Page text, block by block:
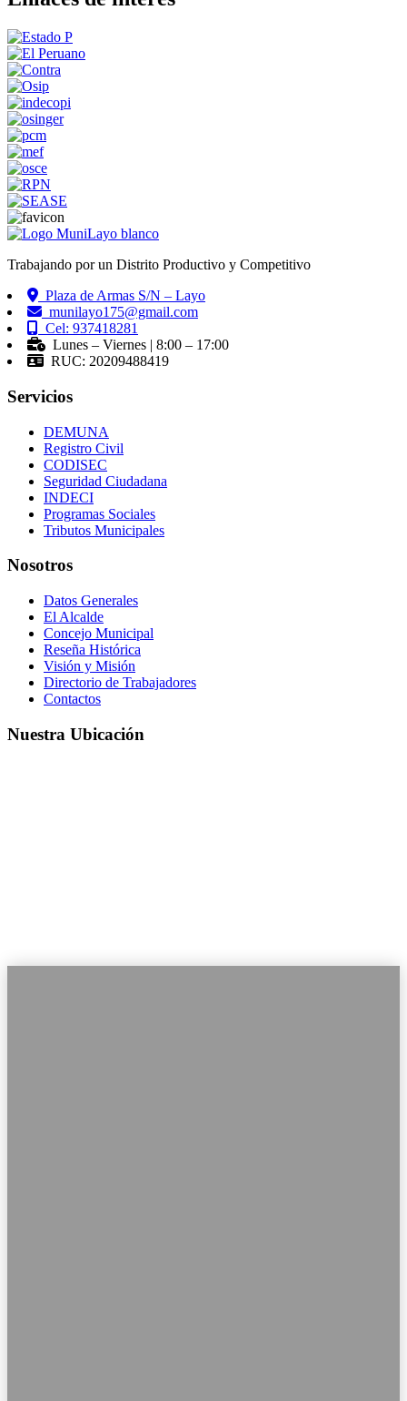
Trabajando por un Distrito Productivo y Competitivo
Plaza de Armas S/N – Layo
munilayo175@gmail.com
Cel: 937418281
Lunes – Viernes | 8:00 – 17:00
RUC: 20209488419
Servicios
DEMUNA
Registro Civil
CODISEC
Seguridad Ciudadana
INDECI
Programas Sociales
Tributos Municipales
Nosotros
Datos Generales
El Alcalde
Concejo Municipal
Reseña Histórica
Visión y Misión
Directorio de Trabajadores
Contactos
Nuestra Ubicación